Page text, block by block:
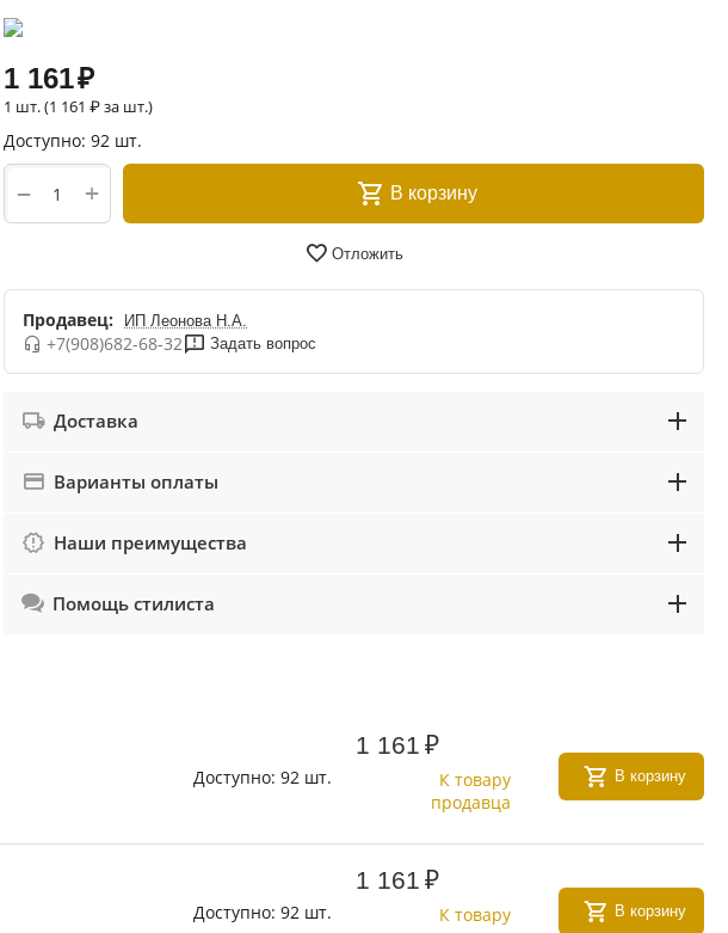
1 161₽
1 шт. (1 161 ₽за шт.)
Доступно: 92 шт.
+
− В корзину
Отложить
Продавец: ИП Леонова Н.А.
+7(908)682-68-32 Задать вопрос
Доставка
Варианты оплаты
Наши преимущества
Помощь стилиста
Доступно: 92 шт.
1 161 ₽
К товару
продавца
В корзину
Доступно: 92 шт.
1 161 ₽
К товару
В корзину